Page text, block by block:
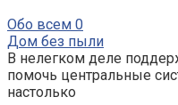
Обо всем 0
Дом без пыли
В нелегком деле
помочь централь­ные
настолько